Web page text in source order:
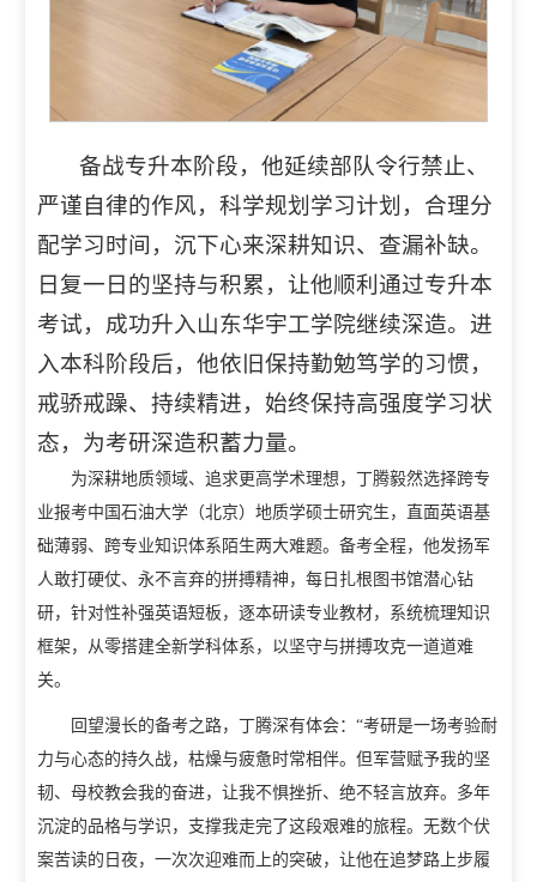
备战专升本阶段，他延续部队令行禁止、
严谨自律的作风，科学规划学习计划，合理分
配学习时间，沉下心来深耕知识、查漏补缺。
日复一日的坚持与积累，让他顺利通过专升本
考试，成功升入山东华宇工学院继续深造。进
入本科阶段后，他依旧保持勤勉笃学的习惯，
戒骄戒躁、持续精进，始终保持高强度学习状
态，为考研深造积蓄力量。
为深耕地质领域、追求更高学术理想，丁腾毅然选择跨专
业报考中国石油大学（北京）地质学硕士研究生，直面英语基
础薄弱、跨专业知识体系陌生两大难题。备考全程，他发扬军
人敢打硬仗、永不言弃的拼搏精神，每日扎根图书馆潜心钻
研，针对性补强英语短板，逐本研读专业教材，系统梳理知识
框架，从零搭建全新学科体系，以坚守与拼搏攻克一道道难
关。
回望漫长的备考之路，丁腾深有体会：“考研是一场考验耐
力与心态的持久战，枯燥与疲惫时常相伴。但军营赋予我的坚
韧、母校教会我的奋进，让我不惧挫折、绝不轻言放弃。多年
沉淀的品格与学识，支撑我走完了这段艰难的旅程。无数个伏
案苦读的日夜，一次次迎难而上的突破，让他在追梦路上步履